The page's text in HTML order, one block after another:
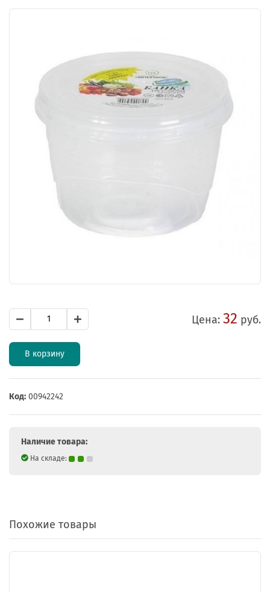
Цена: 32 руб.
В корзину
Код: 00942242
Наличие товара:
На складе:
Похожие товары